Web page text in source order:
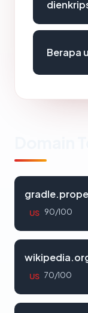
Berapa
US 90/100
US 70/100